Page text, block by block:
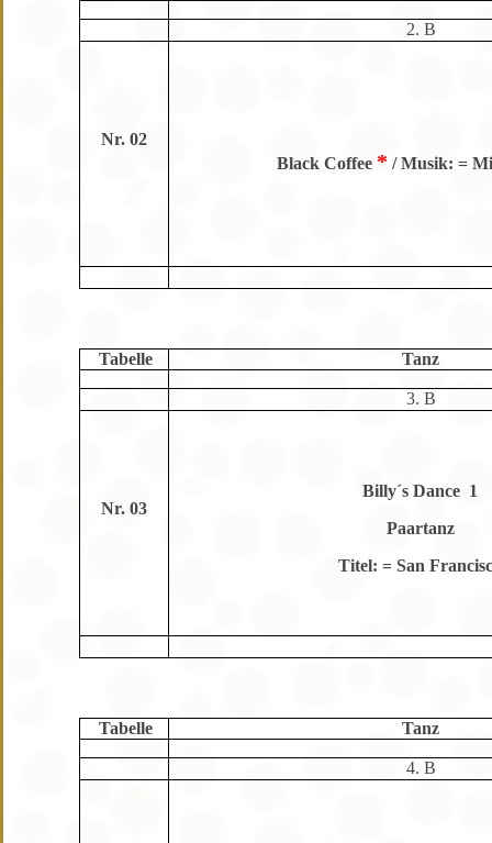
2. B
Nr. 02
Black Coffee * /Musik: =
Tabelle Tanz
3. B
Nr. 03
Billy´s Dance 1
Paartanz
Titel: = San
Tabelle Tanz
4. B